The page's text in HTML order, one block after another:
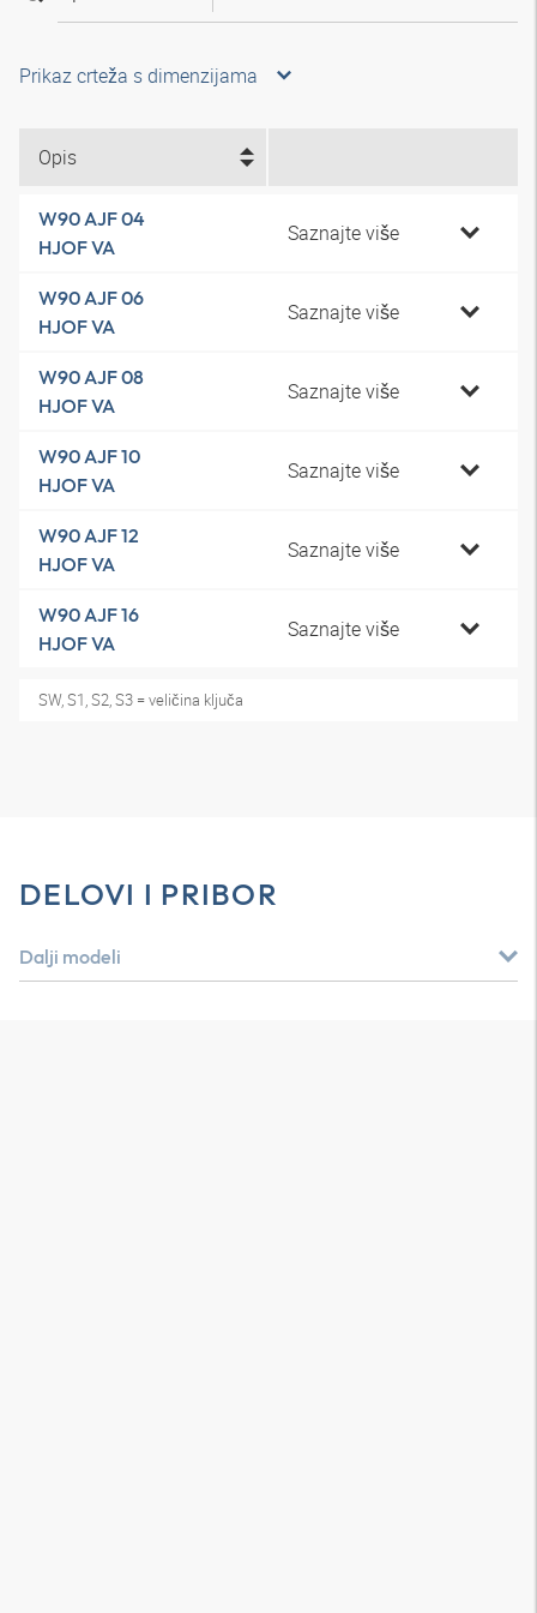
Prikaz crteža s dimenzijama
Opis
W90 AJF 04
HJOF VA
Saznajte više
W90 AJF 06
HJOF VA
Saznajte više
W90 AJF 08
HJOF VA
Saznajte više
W90 AJF 10
HJOF VA
Saznajte više
W90 AJF 12
HJOF VA
Saznajte više
W90 AJF 16
HJOF VA
Saznajte više
SW, S1, S2, S3 = veličina ključa
DELOVI I PRIBOR
Dalji modeli